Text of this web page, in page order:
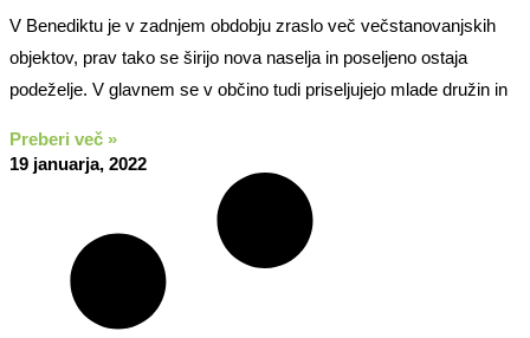
V Benediktu je v zadnjem obdobju zraslo več večstanovanjskih
objektov, prav tako se širijo nova naselja in poseljeno ostaja
podeželje. V glavnem se v občino tudi priseljujejo mlade družin in
Preberi več »
19 januarja, 2022